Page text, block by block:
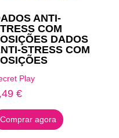
ANTI-
COM
DADOS
STRESS COM
Play
€
Comprar agora